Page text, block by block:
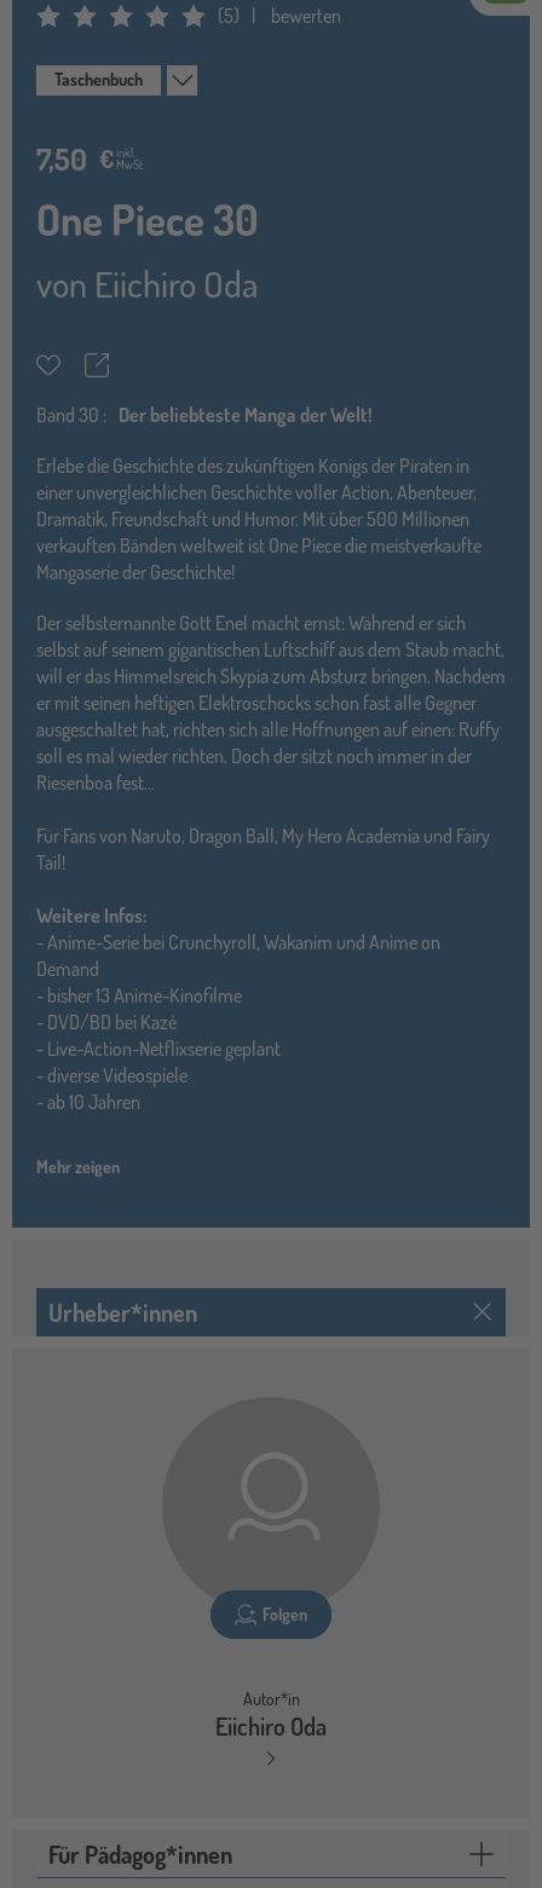
Average Rating: 5 (5) bewerten
Taschenbuch
7,50 €inkl.
MwSt.
One Piece 30
von Eiichiro Oda
MerkzettelTeilen
Band 30 : Der beliebteste Manga der Welt!
Erlebe die Geschichte des zukünftigen Königs der Piraten in
einer unvergleichlichen Geschichte voller Action, Abenteuer,
Dramatik, Freundschaft und Humor. Mit über 500 Millionen
verkauften Bänden weltweit ist One Piece die meistverkaufte
Mangaserie der Geschichte!
Der selbsternannte Gott Enel macht ernst: Während er sich
selbst auf seinem gigantischen Luftschiff aus dem Staub macht,
will er das Himmelsreich Skypia zum Absturz bringen. Nachdem
er mit seinen heftigen Elektroschocks schon fast alle Gegner
ausgeschaltet hat, richten sich alle Hoffnungen auf einen: Ruffy
soll es mal wieder richten. Doch der sitzt noch immer in der
Riesenboa fest...
Für Fans von Naruto, Dragon Ball, My Hero Academia und Fairy
Tail!
Weitere Infos:
- Anime-Serie bei Crunchyroll, Wakanim und Anime on
Demand
- bisher 13 Anime-Kinofilme
- DVD/BD bei Kazé
- Live-Action-Netflixserie geplant
- diverse Videospiele
- ab 10 Jahren
Mehr zeigen
Urheber*innen
Folgen
Autor*in
Eiichiro Oda
Für Pädagog*innen